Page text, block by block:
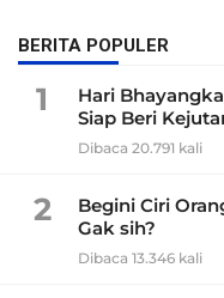
BERITA POPULER
1
Hari
Siap Beri
Dibaca 20.791 kali
2
Begini Ciri
Gak sih?
Dibaca 13.346 kali